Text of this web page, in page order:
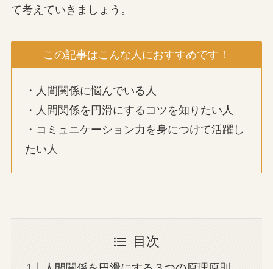
て考えていきましょう。
この記事はこんな人におすすめです！
・人間関係に悩んでいる人
・人間関係を円滑にするコツを知りたい人
・コミュニケーション力を身につけて活躍し
たい人
目次